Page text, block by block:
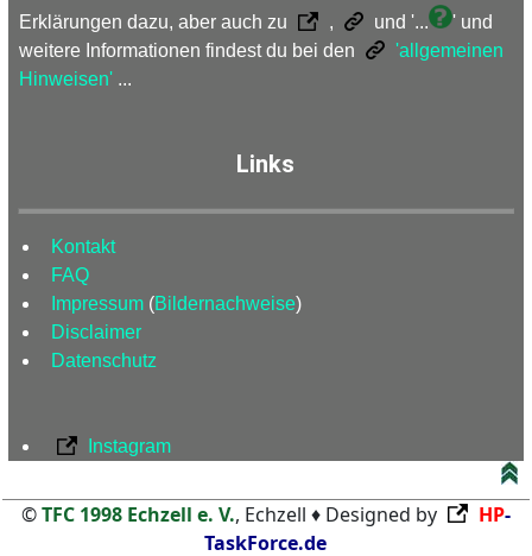
Erklärungen dazu, aber auch zu , und '...
' und
weitere Informationen findest du bei den
'allgemeinen
Hinweisen' ...
Links
Kontakt
FAQ
Impressum (Bildernachweise)
Disclaimer
Datenschutz
Instagram
©TFC 1998 Echzell e. V., Echzell ♦ Designed by HP-
TaskForce.de